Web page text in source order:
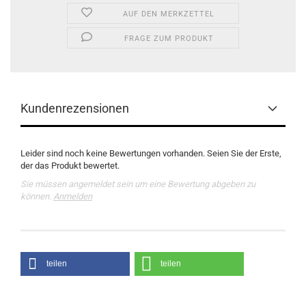
AUF DEN MERKZETTEL
FRAGE ZUM PRODUKT
Kundenrezensionen
Leider sind noch keine Bewertungen vorhanden. Seien Sie der Erste,
der das Produkt bewertet.
Sie müssen angemeldet sein um eine Bewertung abgeben zu
können. Anmelden
teilen teilen